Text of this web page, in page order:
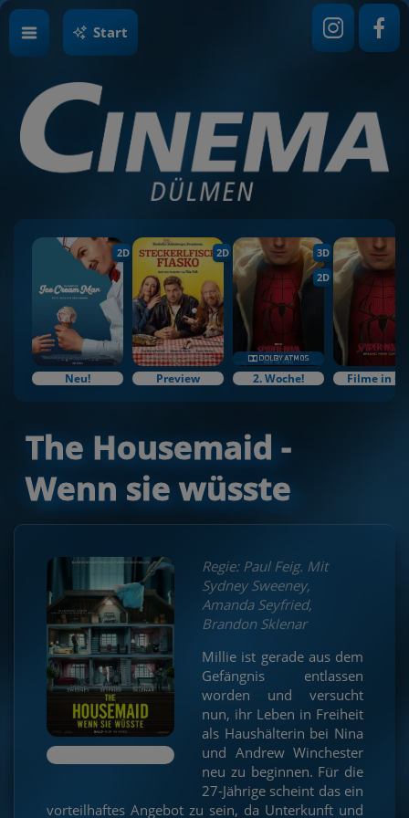
Start
2D
Neu!
2D
Preview
3D
2D
2. Woche! Filme in
The Housemaid -
Wenn sie wüsste
Regie: Paul Feig. Mit
Sydney Sweeney,
Amanda Seyfried,
Brandon Sklenar
Millie ist gerade aus dem
Gefängnis entlassen
worden und versucht
nun, ihr Leben in Freiheit
als Haushälterin bei Nina
und Andrew Winchester
neu zu beginnen. Für die
27-Jährige scheint das ein
vorteilhaftes Angebot zu sein, da Unterkunft und